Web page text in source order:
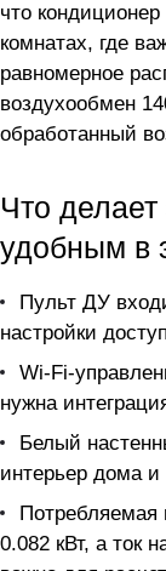
что
комнатах, где
равномерное
воздухообмен
обработанный
Что делает
удобным в
Пульт ДУ
настройки
Wi-Fi-
нужна
Белый
интерьер дома и
Потребляемая
0.082 кВт, а ток